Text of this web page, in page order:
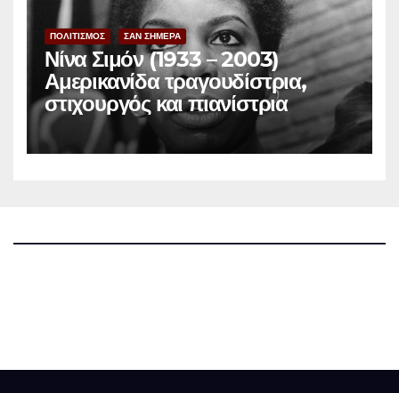
ΠΟΛΙΤΙΣΜΟΣ ΣΑΝ ΣΗΜΕΡΑ
Νίνα Σιμόν (1933 – 2003)
Αμερικανίδα τραγουδίστρια,
στιχουργός και πιανίστρια